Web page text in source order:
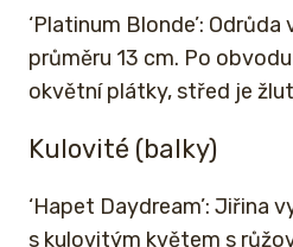
‘Platinum Blonde’:
průměru 13 cm. Po
okvětní plátky, střed je
Kulovité (balky)
‘Hapet Daydream’: Jiřina
s kulovitým květem s